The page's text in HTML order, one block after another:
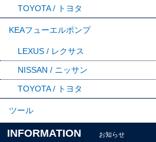
TOYOTA / トヨタ
KEAフューエルポンプ
LEXUS / レクサス
NISSAN / ニッサン
TOYOTA / トヨタ
ツール
INFORMATION お知らせ